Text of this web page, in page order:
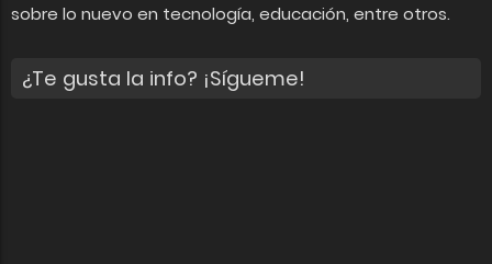
sobre lo nuevo en tecnología, educación, entre otros.
¿Te gusta la info? ¡Sígueme!